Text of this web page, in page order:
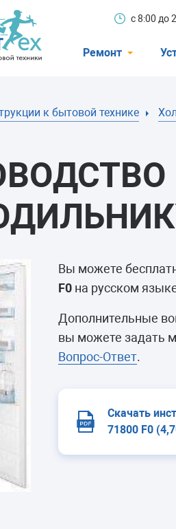
с 8:00 до
Ремонт
Стиральные
Телевизоры
Варочные
Сушильные
к бытовой технике
Вы можете
F0 на русском
Дополнительные
вы можете задать
Вопрос-Ответ.
Скачать
71800 F0